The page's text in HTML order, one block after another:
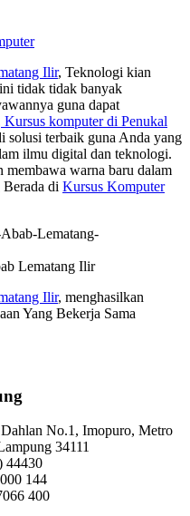
Ilir, Teknologi kian
tidak tidak banyak
guna dapat
Kursus komputer di Penukal
solusi terbaik guna Anda yang
ilmu digital dan teknologi.
membawa warna baru dalam
di Kursus Komputer
Lematang Ilir
Ilir, menghasilkan
Yang Bekerja Sama
No.1, Imopuro, Metro
34111
44430
144
400